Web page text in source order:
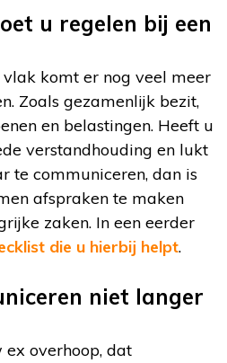
u regelen bij een
komt er nog veel meer
Zoals gezamenlijk bezit,
en belastingen. Heeft u
verstandhouding en lukt
te communiceren, dan is
afspraken te maken
zaken. In een eerder
die u hierbij helpt.
niet langer
overhoop, dat